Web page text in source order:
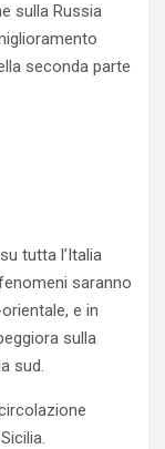
sulla Russia
seconda parte
tutta l’Italia
saranno
e in
sulla
sud.